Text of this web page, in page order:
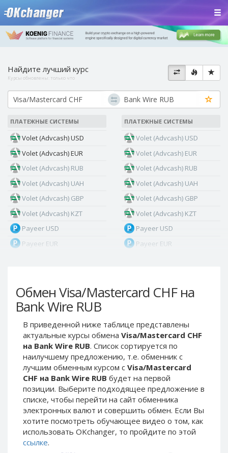
Обмен Visa/Mastercard CHF на
Bank Wire RUB
В приведенной ниже таблице представлены
актуальные курсы обмена Visa/Mastercard CHF
на Bank Wire RUB. Список сортируется по
наилучшему предложению, т.е. обменник с
лучшим обменным курсом с Visa/Mastercard
CHF на Bank Wire RUB будет на первой
позиции. Выберите подходящее предложение в
списке, чтобы перейти на сайт обменника
электронных валют и совершить обмен. Если Вы
хотите посмотреть обучающее видео о том, как
использовать OKchanger, то пройдите по этой
ссылке.
Найдите лучший курс
Курсы обновлены: только что
ПЛАТЕЖНЫЕ СИСТЕМЫ
Volet (Advcash) USD
Volet (Advcash) EUR
Volet (Advcash) RUB
Volet (Advcash) UAH
Volet (Advcash) GBP
Volet (Advcash) KZT
Payeer USD
Payeer EUR
Payeer Tether ERC20
(USDT)
Payeer UAH
ЮMoney RUB
ЮMoney KZT
PayPal USD
PayPal EUR
PayPal GBP
PayPal CAD
PayPal AUD
PayPal RUB
PayPal CZK
ПЛАТЕЖНЫЕ СИСТЕМЫ
Volet (Advcash) USD
Volet (Advcash) EUR
Volet (Advcash) RUB
Volet (Advcash) UAH
Volet (Advcash) GBP
Volet (Advcash) KZT
Payeer USD
Payeer EUR
Payeer Tether ERC20
(USDT)
ЮMoney RUB
ЮMoney KZT
PayPal USD
PayPal EUR
PayPal GBP
PayPal CAD
PayPal AUD
PayPal RUB